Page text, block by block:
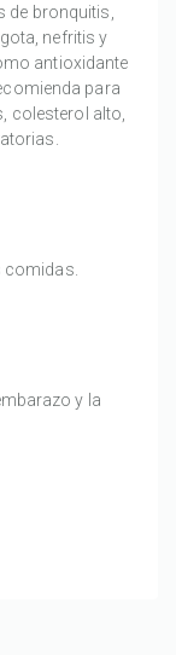
bronquitis,
nefritis y
antioxidante
para
colesterol alto,
comidas.
y la